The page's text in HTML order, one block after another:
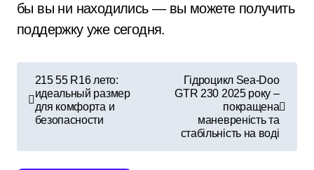
бы вы ни находились — вы можете получить
поддержку уже сегодня.
215 55 R16 лето:
идеальный размер
для комфорта и
безопасности
Гідроцикл Sea-Doo
GTR 230 2025 року –
покращена
маневреність та
стабільність на воді